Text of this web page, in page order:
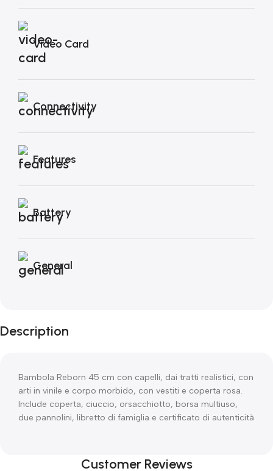
Video Card
Connectivity
Features
Battery
General
Description
Bambola Reborn 45 cm con capelli, dai tratti realistici, con
arti in vinile e corpo morbido, con vestiti e coperta rosa.
Include coperta, ciuccio, orsacchiotto, borsa multiuso,
due pannolini, libretto di famiglia e certificato di autenticità
Customer Reviews